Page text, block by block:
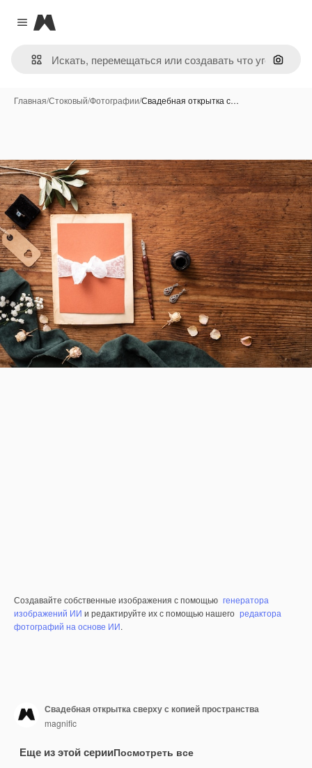
Close menu
Magnific
Поиск
Главная/Стоковый/Фотографии/Свадебная открытка с…
Создавайте собственные изображения с помощью генератора
изображений ИИ и редактируйте их с помощью нашего редактора
фотографий на основе ИИ.
Свадебная открытка сверху с копией пространства
magnific
Еще из этой серииПосмотреть все